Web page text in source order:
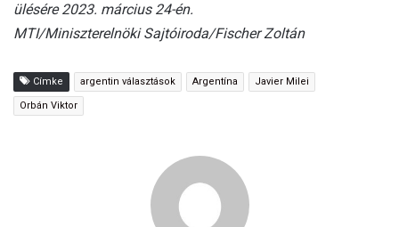
ülésére 2023. március 24-én.
MTI/Miniszterelnöki Sajtóiroda/Fischer Zoltán
Címke argentin választások Argentína Javier Milei
Orbán Viktor